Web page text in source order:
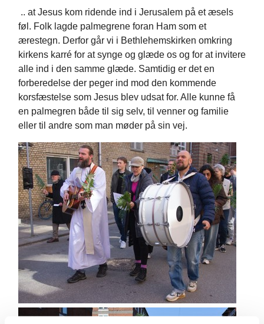
.. at Jesus kom ridende ind i Jerusalem på et æsels
føl. Folk lagde palmegrene foran Ham som et
ærestegn. Derfor går vi i Bethlehemskirken omkring
kirkens karré for at synge og glæde os og for at invitere
alle ind i den samme glæde. Samtidig er det en
forberedelse der peger ind mod den kommende
korsfæstelse som Jesus blev udsat for. Alle kunne få
en palmegren både til sig selv, til venner og familie
eller til andre som man møder på sin vej.